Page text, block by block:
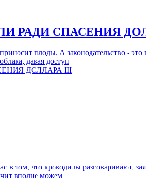
РАДИ СПАСЕНИЯ
плоды. А законодательство -
давая доступ
в том, что крокодилы
вполне можем